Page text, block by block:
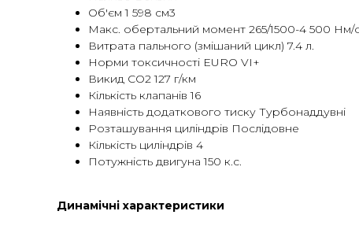
Об'єм 1 598 см3
Макс. обертальний момент 265/1500-4 500 Нм/
Витрата пального (змішаний цикл) 7.4 л.
Норми токсичностi EURO VI+
Викид CO2 127 г/км
Кількість клапанів 16
Наявність додаткового тиску Турбонаддувні
Розташування циліндрів Послідовне
Кількість циліндрів 4
Потужність двигуна 150 к.с.
Динамічні характеристики